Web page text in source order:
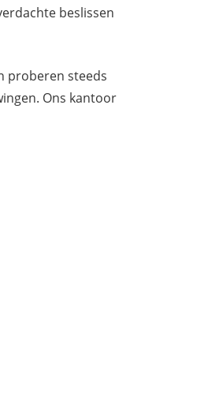
beslissen
proberen steeds
Ons kantoor